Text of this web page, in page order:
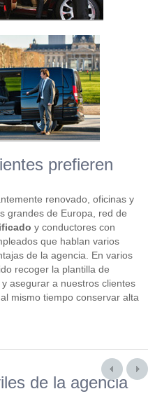
prefieren
renovado, oficinas y
grandes de Europa, red de
y conductores con
que hablan varios
de la agencia. En varios
recoger la plantilla de
asegurar a nuestros clientes
al mismo tiempo conservar alta
de la agencia